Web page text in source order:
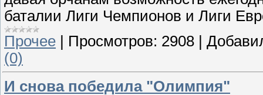
баталии Лиги Чемпионов и Лиги
Прочее
Просмотров: 2908
(0)
И снова победила "Олимпия"